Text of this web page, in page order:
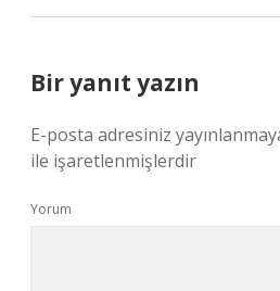
Bir yanıt yazın
E-posta adresiniz
ile işaretlenmişlerdir
Yorum